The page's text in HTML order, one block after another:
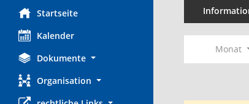
Startseite
Kalender
Dokumente
Organisation
Monat